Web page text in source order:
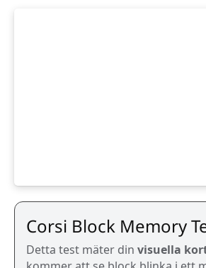
Corsi Block Memory
Detta test mäter din visuella